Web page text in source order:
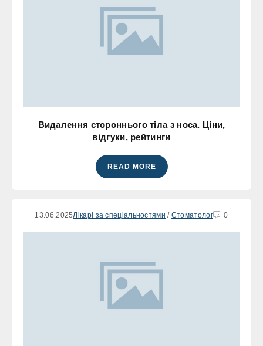
Видалення стороннього тіла з носа. Ціни,
відгуки, рейтинги
READ MORE
13.06.2025Лікарі за спеціальностями / Стоматолог 0